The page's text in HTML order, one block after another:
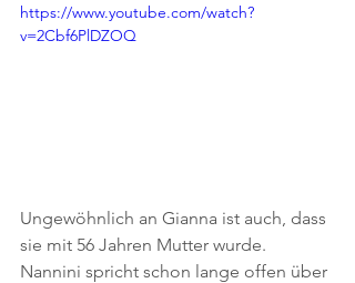
https://www.youtube.com/watch?
v=2Cbf6PlDZOQ
Ungewöhnlich an Gianna ist auch, dass
sie mit 56 Jahren Mutter wurde.
Nannini spricht schon lange offen über